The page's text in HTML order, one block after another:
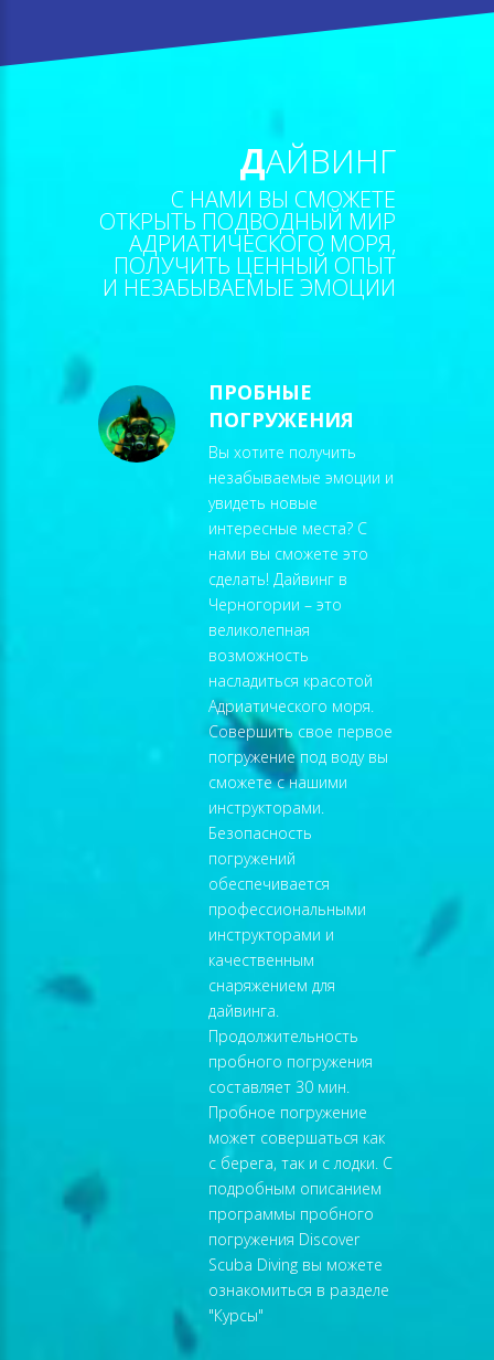
ДАЙВИНГ
С НАМИ ВЫ СМОЖЕТЕ
ОТКРЫТЬ ПОДВОДНЫЙ МИР
АДРИАТИЧЕСКОГО МОРЯ,
ПОЛУЧИТЬ ЦЕННЫЙ ОПЫТ
И НЕЗАБЫВАЕМЫЕ ЭМОЦИИ
ПРОБНЫЕ
ПОГРУЖЕНИЯ
Вы хотите получить
незабываемые эмоции и
увидеть новые
интересные места? С
нами вы сможете это
сделать! Дайвинг в
Черногории – это
великолепная
возможность
насладиться красотой
Адриатического моря.
Совершить свое первое
погружение под воду вы
сможете с нашими
инструкторами.
Безопасность
погружений
обеспечивается
профессиональными
инструкторами и
качественным
снаряжением для
дайвинга.
Продолжительность
пробного погружения
составляет 30 мин.
Пробное погружение
может совершаться как
с берега, так и с лодки. С
подробным описанием
программы пробного
погружения Discover
Scuba Diving вы можете
ознакомиться в разделе
"Курсы"